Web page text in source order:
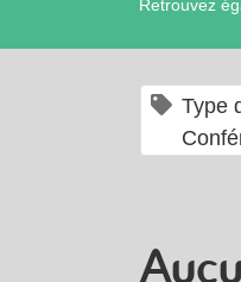
Retrouvez
Type